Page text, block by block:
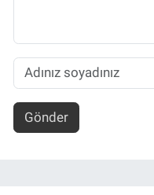
Gönder